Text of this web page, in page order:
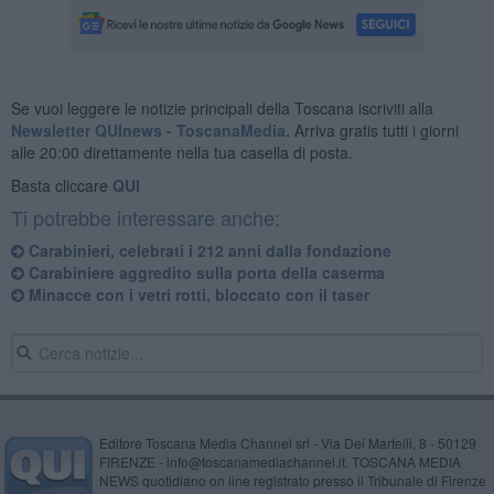
Se vuoi leggere le notizie principali della Toscana iscriviti alla
Newsletter QUInews - ToscanaMedia. Arriva gratis tutti i giorni
alle 20:00 direttamente nella tua casella di posta.
Basta cliccare QUI
Ti potrebbe interessare anche:
Carabinieri, celebrati i 212 anni dalla fondazione
Carabiniere aggredito sulla porta della caserma
Minacce con i vetri rotti, bloccato con il taser
Editore Toscana Media Channel srl - Via Dei Martelli, 8 - 50129
FIRENZE - info@toscanamediachannel.it. TOSCANA MEDIA
NEWS quotidiano on line registrato presso il Tribunale di Firenze